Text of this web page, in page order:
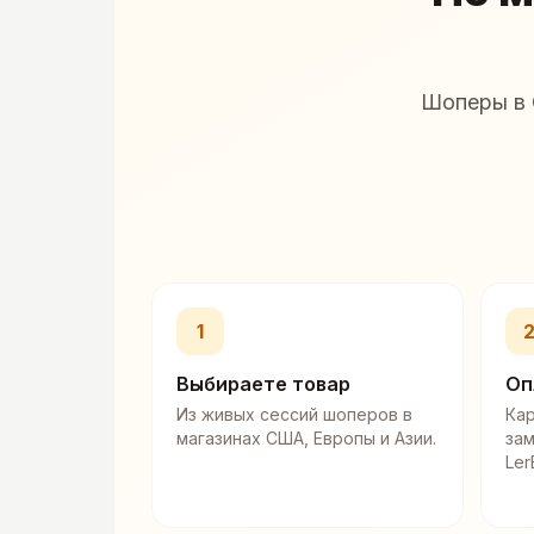
Шоперы в
1
Выбираете товар
Из живых сессий шоперов в
магазинах США, Европы и Азии.
2